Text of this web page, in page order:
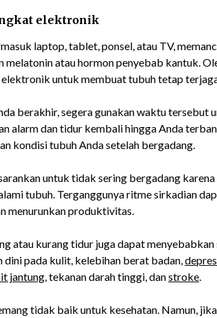
elektronik
laptop, tablet, ponsel, atau TV,
melatonin atau hormon penyebab kantuk.
untuk membuat tubuh tetap
berakhir, segera gunakan waktu tersebut
alarm dan tidur kembali hingga Anda
kondisi tubuh Anda setelah bergadang.
untuk tidak sering bergadang
tubuh. Terganggunya ritme sirkadian
menurunkan produktivitas.
atau kurang tidur juga dapat
dini pada kulit, kelebihan berat badan,
jantung , tekanan darah tinggi, danstroke
tidak baik untuk kesehatan. Namun,